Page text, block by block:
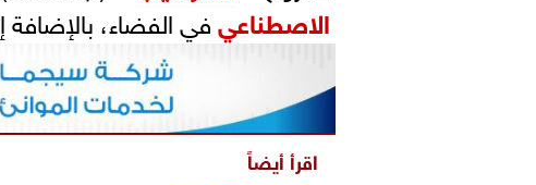
الاصطناعيفي الفضاء، بالإضافة
اقرأ أيضاً